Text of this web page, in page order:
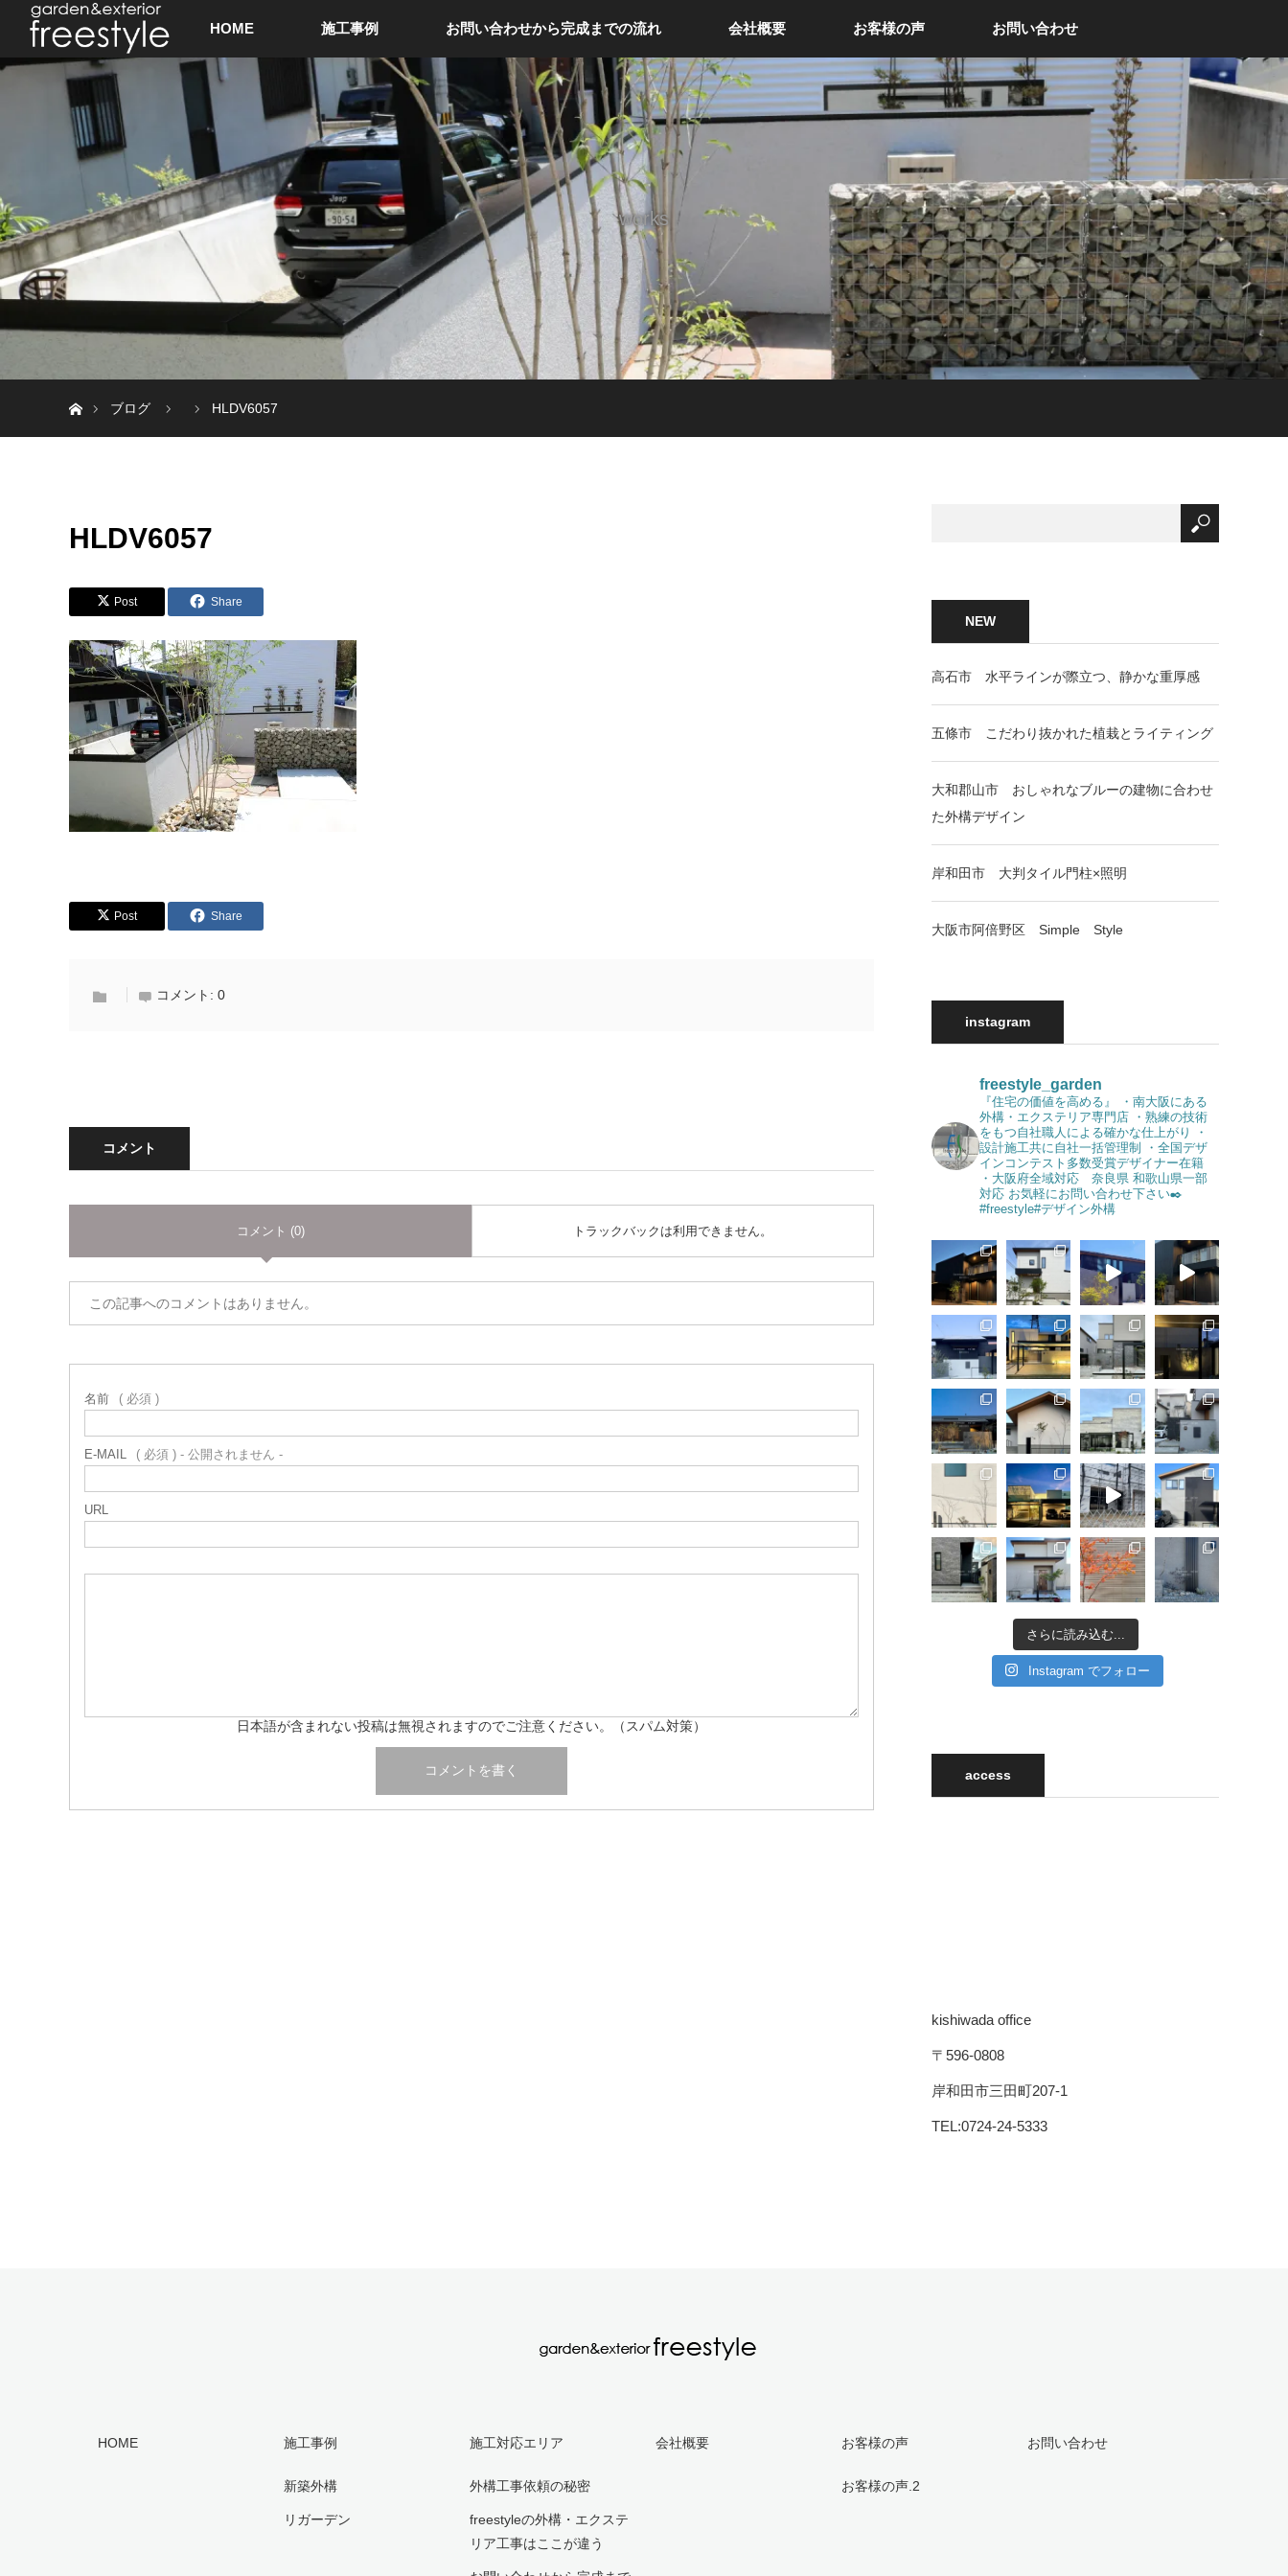
HOME 施工事例 お問い合わせから完成までの流れ 会社概要 お客様の声 お問い合わせ
works
ブログ
HLDV6057
HLDV6057
Post Share
Post Share
コメント: 0
コメント
コメント (0) トラックバックは利用できません。
この記事へのコメントはありません。
名前 ( 必須 )
E-MAIL ( 必須 ) - 公開されません -
URL
日本語が含まれない投稿は無視されますのでご注意ください。（スパム対策）
NEW
高石市 水平ラインが際立つ、静かな重厚感
五條市 こだわり抜かれた植栽とライティング
大和郡山市 おしゃれなブルーの建物に合わせ
た外構デザイン
岸和田市 大判タイル門柱×照明
大阪市阿倍野区 Simple Style
instagram
freestyle_garden
『住宅の価値を高める』
・南大阪にある
外構・エクステリア専門店 ・熟練の技術
をもつ自社職人による確かな仕上がり
・
設計施工共に自社一括管理制
・全国デザ
インコンテスト多数受賞デザイナー在籍
・大阪府全域対応 奈良県 和歌山県一部
対応 お気軽にお問い合わせ下さい✒️
#freestyle#デザイン外構
さらに読み込む...
Instagram でフォロー
access
kishiwada office
〒596-0808
岸和田市三田町207-1
TEL:0724-24-5333
HOME 施工事例
新築外構
リガーデン
施工対応エリア
外構工事依頼の秘密
freestyleの外構・エクステ
リア工事はここが違う
会社概要 お客様の声
お客様の声.2
お問い合わせ